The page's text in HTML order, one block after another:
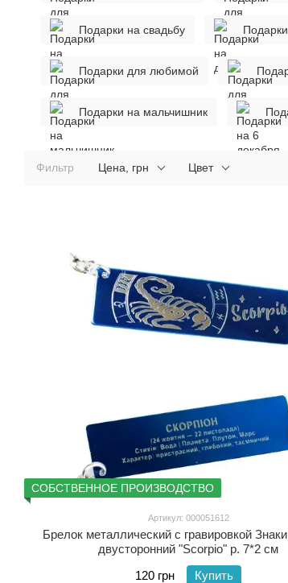
Подарки на свадьбу
Подарки для любимой
Подарки на мальчишник
Фильтр Цена, грн Цвет
СОБСТВЕННОЕ ПРОИЗВОДСТВО
Артикул: 000051612
Брелок металлический с гравировкой
двусторонний "Scorpio" р. 7*2 см
120 грн
Купить